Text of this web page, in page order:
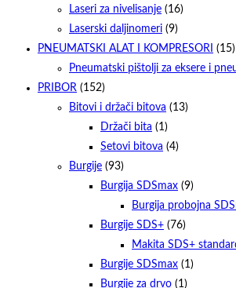
Laseri za nivelisanje (16)
Laserski daljinomeri (9)
PNEUMATSKI ALAT I KOMPRESORI (15)
Pneumatski pištolji za eksere i
PRIBOR (152)
Bitovi i držači bitova (13)
Držači bita (1)
Setovi bitova (4)
Burgije (93)
Burgija SDSmax (9)
Burgija probojna
Burgije SDS+ (76)
Makita SDS+
Burgije SDSmax (1)
Burgije za drvo (1)